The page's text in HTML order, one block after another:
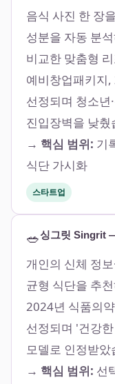
음식 사진 한 장
성분을 자동 분
비교한 맞춤형
예비창업패키지
선정되며 청소년
진입장벽을 낮췄
→ 핵심 범위: 기
식단 가시화
스타트업
🥗싱그릿 Singrit
개인의 신체 정
균형 식단을 추
2024년 식품의
선정되며 '건강
모델로 인정받았
→ 핵심 범위: 선